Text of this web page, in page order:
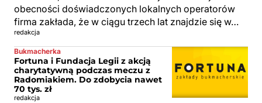
obecności doświadczonych lokalnych operatorów
firma zakłada, że w ciągu trzech lat znajdzie się w…
redakcja
Bukmacherka
Fortuna i Fundacja Legii z akcją
charytatywną podczas meczu z
Radomiakiem. Do zdobycia nawet
70 tys. zł
redakcja